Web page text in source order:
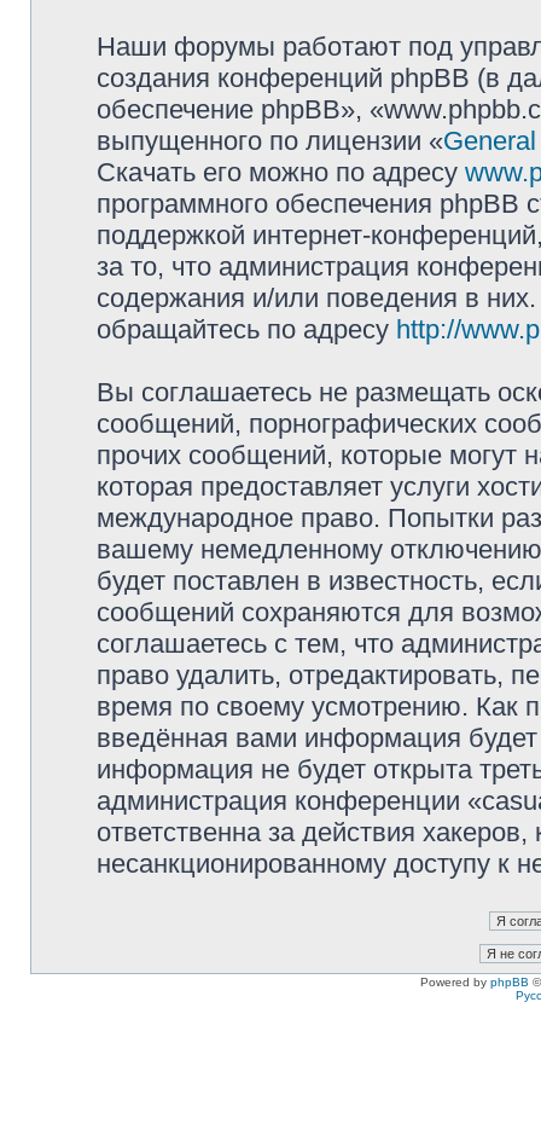
Наши форумы работают под
создания конференций phpBB (в
обеспечение phpBB»,
выпущенного по лицензии «
Скачать его можно по адресу
программного обеспечения phpBB
поддержкой интернет-
за то, что администрация
содержания и/или поведения в
обращайтесь по адресу http://
Вы соглашаетесь не размещать
сообщений, порнографических
прочих сообщений, которые могут
которая предоставляет услуги
международное право. Попытки
вашему немедленному
будет поставлен в известность,
сообщений сохраняются для
соглашаетесь с тем, что
право удалить, отредактировать,
время по своему усмотрению. Как
введённая вами информация
информация не будет открыта
администрация конференции
ответственна за действия
несанкционированному доступу к
Powered by phpBB